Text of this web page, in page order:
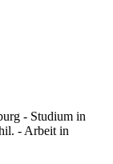
- Studium in
- Arbeit in